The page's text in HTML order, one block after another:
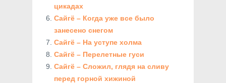
цикадах
Сайгё – Когда уже все было
занесено снегом
Сайгё – На уступе холма
Сайгё – Перелетные гуси
Сайгё – Сложил, глядя на сливу
перед горной хижиной